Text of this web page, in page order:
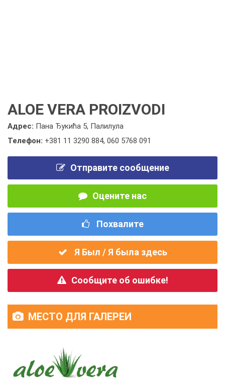
ALOE VERA PROIZVODI
Адрес: Пана Ђукића 5, Палилула
Телефон: +381 11 3290 884, 060 5768 091
Отправите сообщение
Оцените нас
Похвалите
Я Был / Я была здесь
Сообщите об ошибке!
МЕСТО ДЛЯ ГАЛЕРЕИ